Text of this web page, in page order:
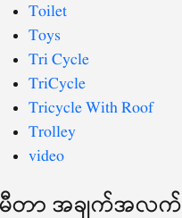
Toilet
Toys
Tri Cycle
TriCycle
Tricycle With Roof
Trolley
video
မီတာ အချက်အလက်